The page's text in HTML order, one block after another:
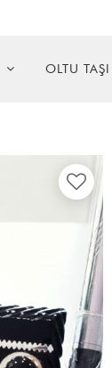
OLTU TAŞI